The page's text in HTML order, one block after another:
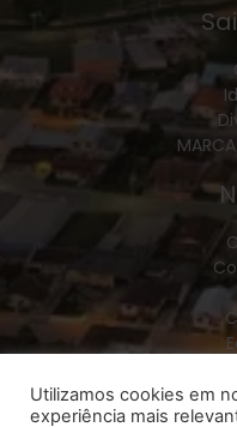
Utilizamos cookies em
experiência mais